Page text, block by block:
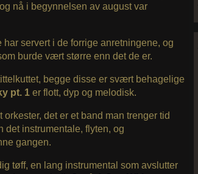
nå i begynnelsen av august var
servert i de forrige anretningene, og
burde vært større enn det de er.
begge disse er svært behagelige
pt. 1er flott, dyp og melodisk.
det er et band man trenger tid
det instrumentale, flyten, og
gangen.
tøff, en lang instrumental som avslutter